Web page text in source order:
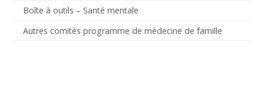
Boîte à outils – Santé mentale
Autres comités programme de médecine de famille